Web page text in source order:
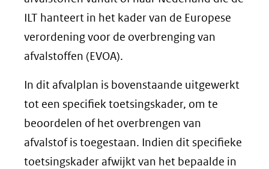
ILT hanteert in het kader van de Europese
verordening voor de overbrenging van
afvalstoffen (EVOA).
In dit afvalplan is bovenstaande uitgewerkt
tot een specifiek toetsingskader, om te
beoordelen of het overbrengen van
afvalstof is toegestaan. Indien dit specifieke
toetsingskader afwijkt van het bepaalde in